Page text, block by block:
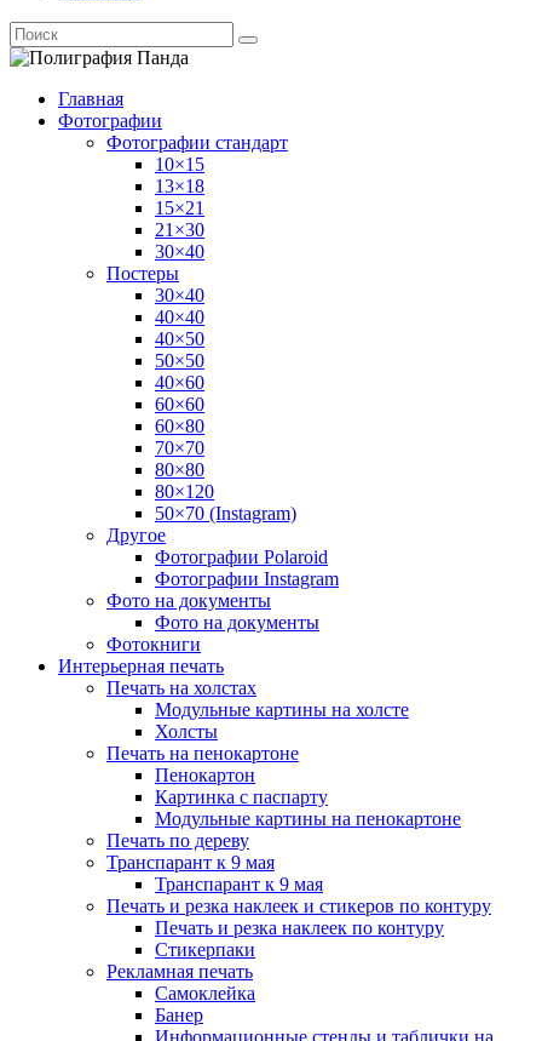
Главная
Фотографии
Фотографии стандарт
10×15
13×18
15×21
21×30
30×40
Постеры
30×40
40×40
40×50
50×50
40×60
60×60
60×80
70×70
80×80
80×120
50×70 (Instagram)
Другое
Фотографии Polaroid
Фотографии Instagram
Фото на документы
Фото на документы
Фотокниги
Интерьерная печать
Печать на холстах
Модульные картины на холсте
Холсты
Печать на пенокартоне
Пенокартон
Картинка с паспарту
Модульные картины на пенокартоне
Печать по дереву
Транспарант к 9 мая
Транспарант к 9 мая
Печать и резка наклеек и стикеров по контуру
Печать и резка наклеек по контуру
Стикерпаки
Рекламная печать
Самоклейка
Банер
Информационные стенды и таблички на